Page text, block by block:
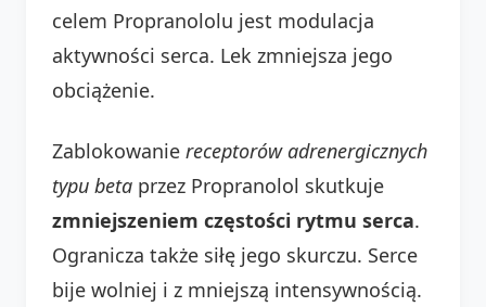
celem Propranololu jest modulacja
aktywności serca. Lek zmniejsza jego
obciążenie.
Zablokowanie receptorów adrenergicznych
typu beta przez Propranolol skutkuje
zmniejszeniem częstości rytmu serca.
Ogranicza także siłę jego skurczu. Serce
bije wolniej i z mniejszą intensywnością.